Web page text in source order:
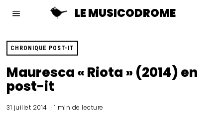
LE MUSICODROME
CHRONIQUE POST-IT
Mauresca « Riota » (2014) en
post-it
31 juillet 2014 1 min de lecture